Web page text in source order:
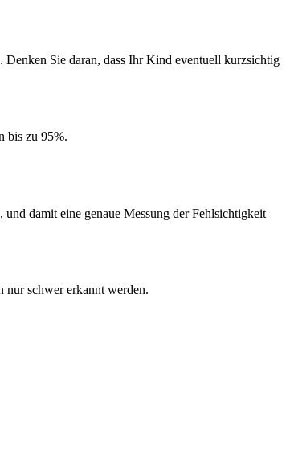
Sie daran, dass Ihr Kind eventuell kurzsichtig
bis zu 95%.
damit eine genaue Messung der Fehlsichtigkeit
nur schwer erkannt werden.